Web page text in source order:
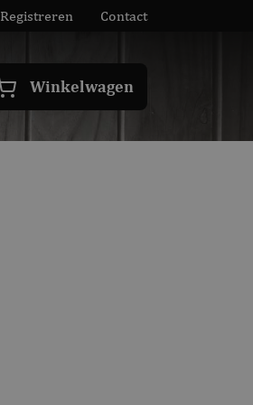
Registreren Contact
Winkelwagen